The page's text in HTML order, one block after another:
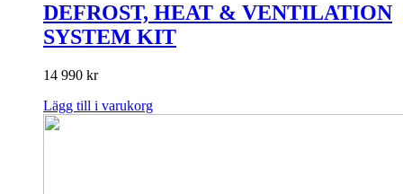
DEFROST, HEAT & VENTILATION
SYSTEM KIT
14 990 kr
Lägg till i varukorg